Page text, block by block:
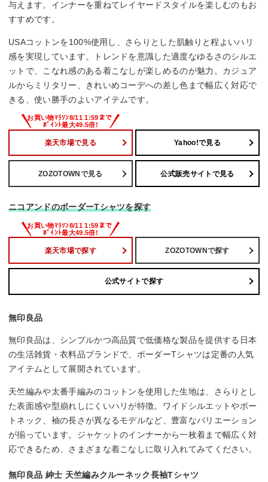
与えます。インナーを重ねてレイヤードスタイルを楽しむのもお
すすめです。
USAコットンを100%使用し、さらりとした肌触りと程よいハリ
感を実現しています。トレンドを意識した適度なゆるさのシルエ
ットで、こなれ感のある着こなしが楽しめるのが魅力。カジュア
ルからミリタリー、きれいめコーデへの差し色まで幅広く対応で
きる、使い勝手のよいアイテムです。
楽天市場で見る Yahoo!で見る
ZOZOTOWNで見る 公式販売サイトで見る
ニコアンドのボーダーTシャツを探す
楽天市場で探す ZOZOTOWNで探す
公式サイトで探す
無印良品
無印良品は、シンプルかつ高品質で低価格な製品を提供する日本
の生活雑貨・衣料品ブランドで、ボーダーTシャツは定番の人気
アイテムとして展開されています。
天竺編みや太番手編みのコットンを使用した生地は、さらりとし
た表面感や型崩れしにくいハリが特徴。ワイドシルエットやボー
トネック、袖の長さが異なるモデルなど、豊富なバリエーション
が揃っています。ジャケットのインナーから一枚着まで幅広く対
応できるため、さまざまな着こなしに取り入れてみてください。
無印良品 紳士 天竺編みクルーネック長袖Tシャツ